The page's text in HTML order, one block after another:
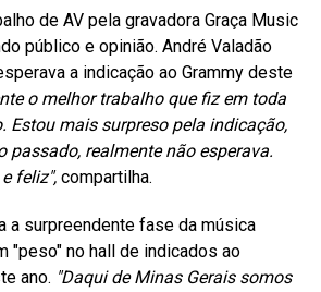
de AV pela gravadora Graça Music
público e opinião. André Valadão
a indicação ao Grammy deste
o melhor trabalho que fiz em toda
Estou mais surpreso pela indicação,
passado, realmente não esperava.
feliz",compartilha.
a surpreendente fase da música
"peso" no hall de indicados ao
ano. "Daqui de Minas Gerais somos